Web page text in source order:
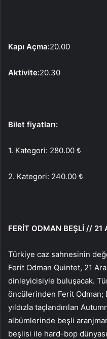
Kapı Açma:20.00
Aktivite:20.30
Bilet fiyatları:
1. Kategori: 280.00 ₺
2. Kategori: 240.00 ₺
FERİT ODMAN BEŞLİ //
Türkiye caz sahnesinin
Ferit Odman Quintet, 21
dinleyicisiyle buluşacak.
öncülerinden Ferit
yıldızla taçlandırılan
albümlerinde beşli
beşlisi ile hard-bop